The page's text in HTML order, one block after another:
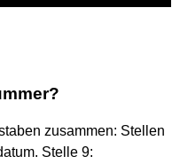
zusammen: Stellen
Stelle 9: